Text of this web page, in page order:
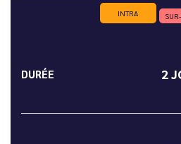
INTRA
DURÉE 2